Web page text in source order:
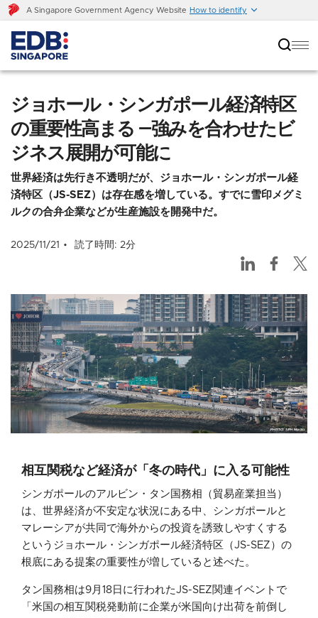
A Singapore Government Agency Website How to identify
ジョホール・シンガポール経済特区
の重要性高まる ―強みを合わせたビ
ジネス展開が可能に
世界経済は先行き不透明だが、ジョホール・シンガポール経
済特区（JS-SEZ）は存在感を増している。すでに雪印メグミ
ルクの合弁企業などが生産施設を開発中だ。
2025/11/21 読了時間: 2分
相互関税など経済が「冬の時代」に入る可能性
シンガポールのアルビン・タン国務相（貿易産業担当）
は、世界経済が不安定な状況にある中、シンガポールと
マレーシアが共同で海外からの投資を誘致しやすくする
というジョホール・シンガポール経済特区（JS-SEZ）の
根底にある提案の重要性が増していると述べた。
タン国務相は9月18日に行われたJS-SEZ関連イベントで
「米国の相互関税発動前に企業が米国向け出荷を前倒し